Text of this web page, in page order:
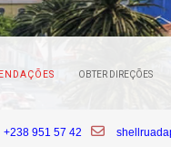
OBTER DIREÇÕES
+238 951 57 42